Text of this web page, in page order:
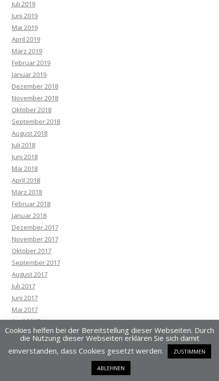
Juli 2019
Juni 2019
Mai 2019
April 2019
März 2019
Februar 2019
Januar 2019
Dezember 2018
November 2018
Oktober 2018
September 2018
August 2018
Juli 2018
Juni 2018
Mai 2018
April 2018
März 2018
Februar 2018
Januar 2018
Dezember 2017
November 2017
Oktober 2017
September 2017
August 2017
Juli 2017
Juni 2017
Mai 2017
April 2017
März 2017
Januar 2017
Cookies helfen bei der Bereitstellung dieser Webseiten. Durch
die Nutzung dieser Webseiten erklären Sie sich damit
einverstanden, dass Cookies gesetzt werden.
ZUSTIMMEN
ABLEHNEN